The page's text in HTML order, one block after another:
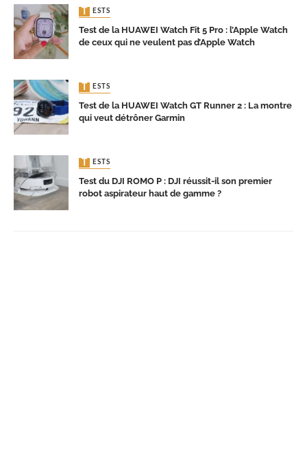
TESTS
Test de la HUAWEI Watch Fit 5 Pro : l’Apple Watch
de ceux qui ne veulent pas d’Apple Watch
TESTS
Test de la HUAWEI Watch GT Runner 2 : La montre
qui veut détrôner Garmin
TESTS
Test du DJI ROMO P : DJI réussit-il son premier
robot aspirateur haut de gamme ?